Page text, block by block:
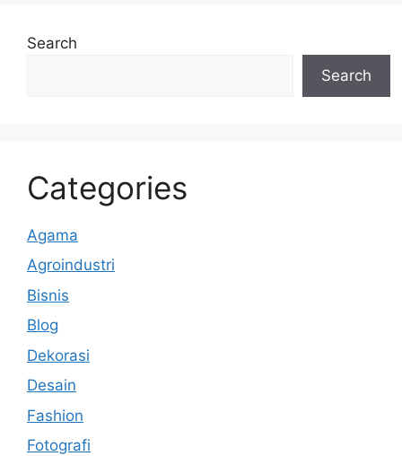
Search
Search
Categories
Agama
Agroindustri
Bisnis
Blog
Dekorasi
Desain
Fashion
Fotografi